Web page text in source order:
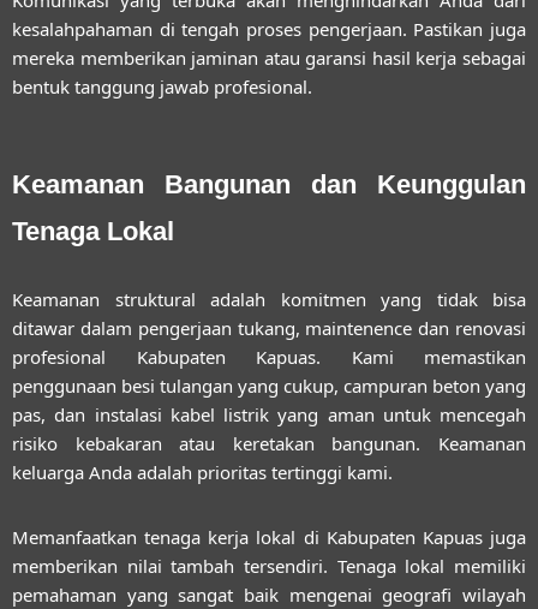
kesalahpahaman di tengah proses pengerjaan. Pastikan juga
mereka memberikan jaminan atau garansi hasil kerja sebagai
bentuk tanggung jawab profesional.
Keamanan Bangunan dan Keunggulan
Tenaga Lokal
Keamanan struktural adalah komitmen yang tidak bisa
ditawar dalam pengerjaan tukang, maintenence dan renovasi
profesional Kabupaten Kapuas. Kami memastikan
penggunaan besi tulangan yang cukup, campuran beton yang
pas, dan instalasi kabel listrik yang aman untuk mencegah
risiko kebakaran atau keretakan bangunan. Keamanan
keluarga Anda adalah prioritas tertinggi kami.
Memanfaatkan tenaga kerja lokal di Kabupaten Kapuas juga
memberikan nilai tambah tersendiri. Tenaga lokal memiliki
pemahaman yang sangat baik mengenai geografi wilayah